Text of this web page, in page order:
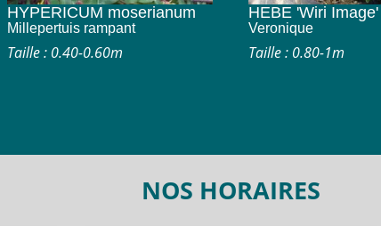
HYPERICUM moserianum
Millepertuis rampant
Taille : 0.40-0.60m
HEBE 'Wiri Image'
Veronique
Taille : 0.80-1m
NOS HORAIRES